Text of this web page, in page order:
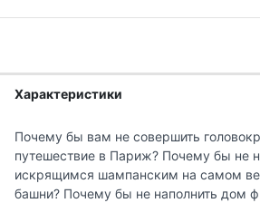
Характеристики
Почему бы вам не совершить
путешествие в Париж? Почему бы не
искрящимся шампанским на самом
башни? Почему бы не наполнить дом